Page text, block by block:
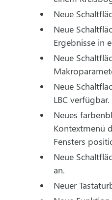
Neue
Neue
Ergebnisse in
Neue
Neue
LBC verfügbar.
Neues
Kontextmenü
Fensters
Neue
an.
Neuer